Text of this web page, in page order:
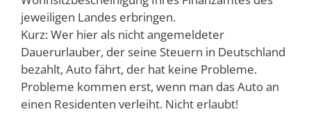
jeweiligen Landes erbringen.
Kurz: Wer hier als nicht angemeldeter
Dauerurlauber, der seine Steuern in Deutschland
bezahlt, Auto fährt, der hat keine Probleme.
Probleme kommen erst, wenn man das Auto an
einen Residenten verleiht. Nicht erlaubt!